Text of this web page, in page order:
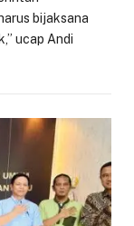
bijaksana
ucap Andi